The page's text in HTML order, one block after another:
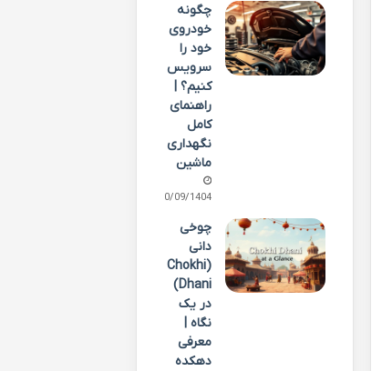
چگونه
خودروی
خود را
سرویس
کنیم؟ |
راهنمای
کامل
نگهداری
ماشین
30/09/1404
چوخی
دانی
(Chokhi
Dhani)
در یک
نگاه |
معرفی
دهکده